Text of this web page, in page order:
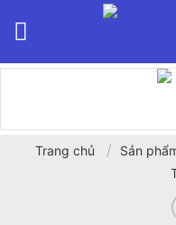
Trang chủ / Sản